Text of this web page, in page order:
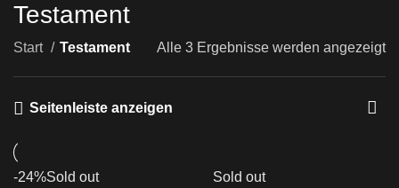
Testament
Start Testament Alle 3 Ergebnisse werden angezeigt
Seitenleiste anzeigen
-24%Sold out Sold out